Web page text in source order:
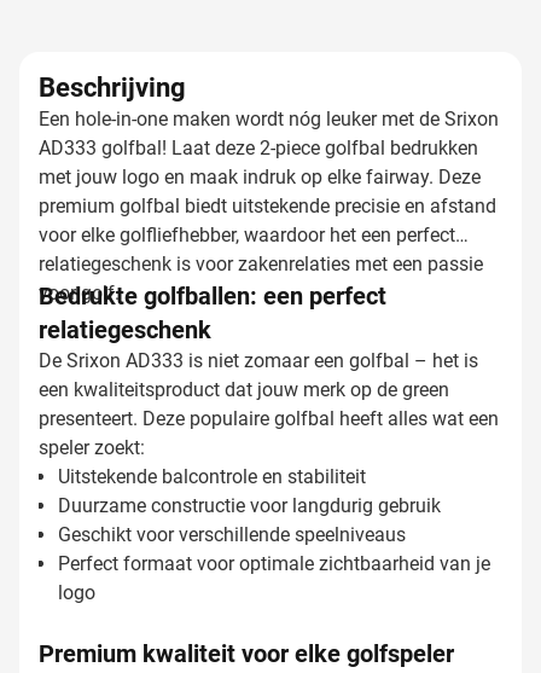
Beschrijving
Een hole-in-one maken wordt nóg leuker met de Srixon
AD333 golfbal! Laat deze 2-piece golfbal bedrukken
met jouw logo en maak indruk op elke fairway. Deze
premium golfbal biedt uitstekende precisie en afstand
voor elke golfliefhebber, waardoor het een perfect
relatiegeschenk is voor zakenrelaties met een passie
voor golf.
Bedrukte golfballen: een perfect
relatiegeschenk
De Srixon AD333 is niet zomaar een golfbal – het is
een kwaliteitsproduct dat jouw merk op de green
presenteert. Deze populaire golfbal heeft alles wat een
speler zoekt:
Uitstekende balcontrole en stabiliteit
Duurzame constructie voor langdurig gebruik
Geschikt voor verschillende speelniveaus
Perfect formaat voor optimale zichtbaarheid van je
logo
Premium kwaliteit voor elke golfspeler